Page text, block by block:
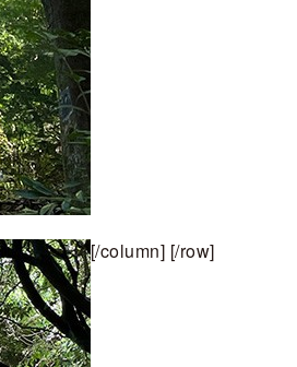
[/column] [/row]